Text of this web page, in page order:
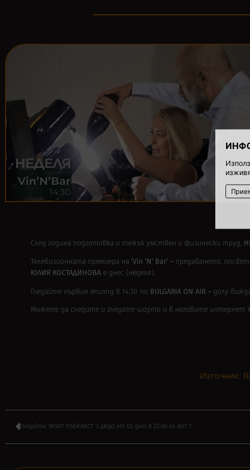
След година подготовка и тежък умствен и физически труд,
Телевизионната премиера на ‘Vin ‘N’ Bar’ – предаването,
ЮЛИЯ КОСТАДИНОВА е днес (неделя).
Гледайте първия епизод в 14:30 по BULGARIA ON AIR – долу
Можете да следите и гледате шоуто и в неговите интернет
Източник:
Гледайте ‘МОЯТ ПЛЕЙЛИСТ’ с ДИДО от D2 днес в 22:00 по БНТ 1